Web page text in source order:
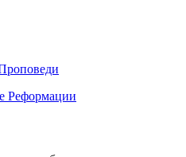
Реформации